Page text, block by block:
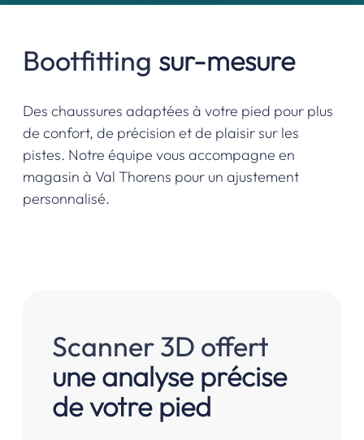
Bootfitting sur-mesure
Des chaussures adaptées à votre pied pour plus
de confort, de précision et de plaisir sur les
pistes. Notre équipe vous accompagne en
magasin à Val Thorens pour un ajustement
personnalisé.
Scanner3D offert
une analyse précise
de votre pied